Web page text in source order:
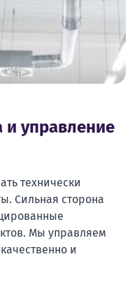
и управление
технически
Сильная сторона
Мы управляем
и